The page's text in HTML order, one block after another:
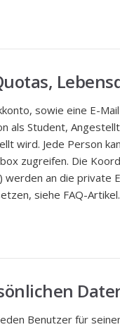
sowie eine E-
als Student,
wird. Jede Person
zugreifen. Die
werden an die private
siehe FAQ-
Benutzer für